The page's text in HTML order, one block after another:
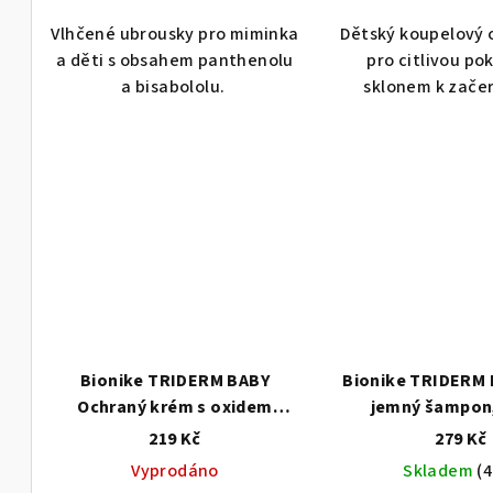
t
ů
Vlhčené ubrousky pro miminka
a děti s obsahem panthenolu
a bisabololu.
Dětský koupelový
pro citlivou
sklonem k
Bionike TRIDERM BABY
Ochraný krém s oxidem
zinečnatým, 100ml
219 Kč
Vyprodáno
Bionike TRIDERM
jemný
279 Kč
Skladem